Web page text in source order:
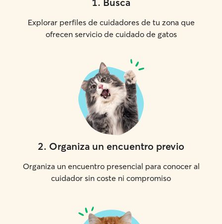
Explorar perfiles de cuidadores de tu zona que
ofrecen servicio de cuidado de gatos
2. Organiza un encuentro previo
Organiza un encuentro presencial para conocer al
cuidador sin coste ni compromiso